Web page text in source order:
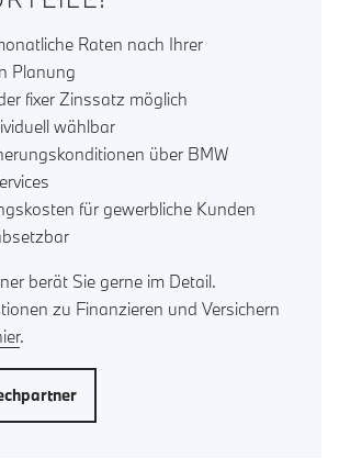
Raten nach Ihrer
Planung
fixer Zinssatz möglich
wählbar
über BMW
für gewerbliche Kunden
berät Sie gerne im Detail.
zu Finanzieren und Versichern
.